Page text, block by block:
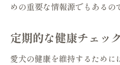
めの重要な情報源でもあるの
定期的な健康チェッ
愛犬の健康を維持するために